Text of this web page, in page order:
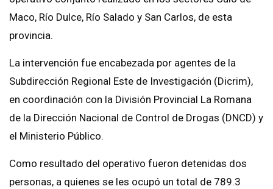
Maco, Río Dulce, Río Salado y San Carlos, de esta
provincia.
La intervención fue encabezada por agentes de la
Subdirección Regional Este de Investigación (Dicrim),
en coordinación con la División Provincial La Romana
de la Dirección Nacional de Control de Drogas (DNCD) y
el Ministerio Público.
Como resultado del operativo fueron detenidas dos
personas, a quienes se les ocupó un total de 789.3